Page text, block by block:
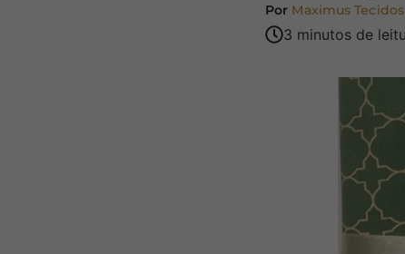
Por Maximus Tecidos